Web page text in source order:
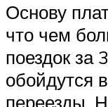
Основу
что чем
поездок за
обойдутся
переезды.